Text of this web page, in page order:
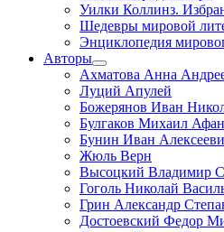
Уилки Коллинз.
Шедевры мировой
Энциклопедия
Авторы
Ахматова Анна
Луций Апулей
Божерянов Иван
Булгаков Михаил
Бунин Иван
Жюль Верн
Высоцкий Владимир
Гоголь Николай
Грин Александр
Достоевский Федор